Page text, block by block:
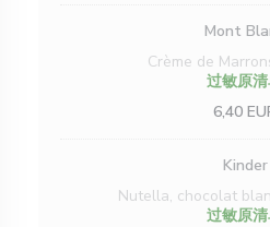
Mont
Crème de
过敏原
6,40
Kinder
Nutella, chocolat
过敏原